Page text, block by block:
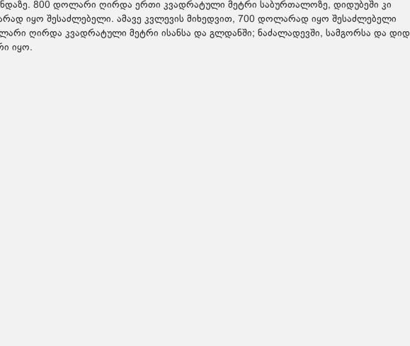
800 დოლარი ღირდა ერთი კვადრატული მეტრი საბურთალოზე, დიდუბეში კი
იყო შესაძლებელი. ამავე კვლევის მიხედვით, 700 დოლარად იყო შესაძლებელი
ღირდა კვადრატული მეტრი ისანსა და გლდანში; ნაძალადევში, სამგორსა და დიდ
იყო.